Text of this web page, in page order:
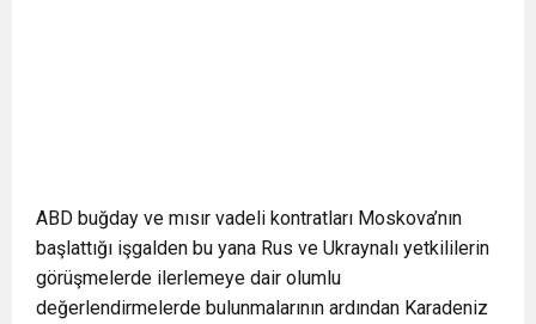
ABD buğday ve mısır vadeli kontratları Moskova’nın
başlattığı işgalden bu yana Rus ve Ukraynalı yetkililerin
görüşmelerde ilerlemeye dair olumlu
değerlendirmelerde bulunmalarının ardından Karadeniz